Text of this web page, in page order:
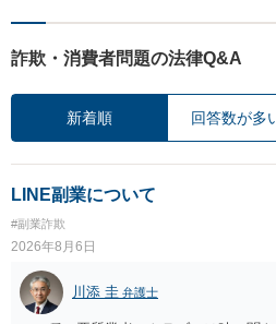
詐欺・消費者問題の法律Q&A
新着順 回答数が多
LINE副業について
#副業詐欺
2026年8月6日
川添 圭 弁護士